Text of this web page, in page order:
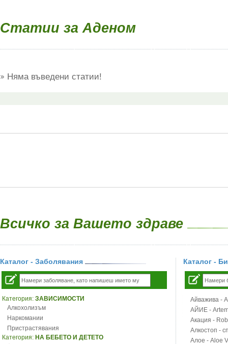
Статии за Аденом
Няма въведени статии!
Всичко за Вашето здраве
Каталог - Заболявания
Категория: ЗАВИСИМОСТИ
Алкохолизъм
Наркомании
Пристрастявания
Категория: НА БЕБЕТО И ДЕТЕТО
Каталог -
Айважива -
АЙИЕ -
Акация -
Алкостоп -
Алое - Aloe